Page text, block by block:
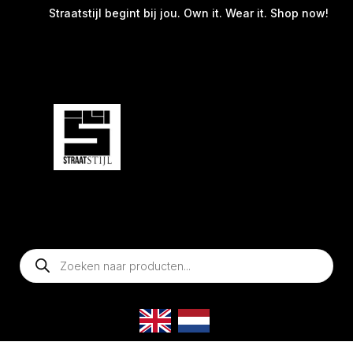
Straatstijl begint bij jou. Own it. Wear it. Shop now!
Producten
zoeken